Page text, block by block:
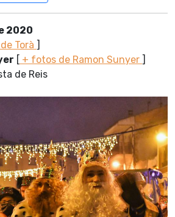
2020
Torà ]
[ + fotos de Ramon Sunyer ]
de Reis